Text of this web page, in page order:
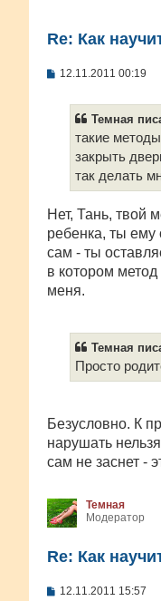
Re: Как
С12.11.2011 00:19
Темная
такие
закрыть
так делать
Нет, Тань, твой
ребенка, ты
сам - ты
в котором
меня.
Темная
Просто
Безусловно. К
нарушать
сам не заснет -
Темная
Модератор
Re: Как
С12.11.2011 15:57